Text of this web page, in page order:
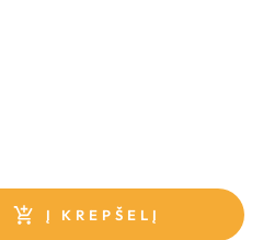
Į KREPŠELĮ